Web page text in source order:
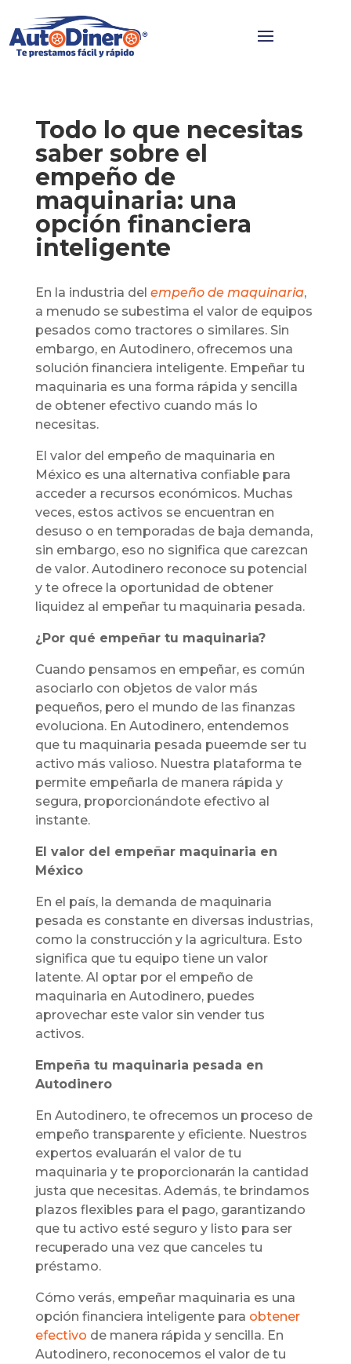
Todo lo que necesitas
saber sobre el
empeño de
maquinaria: una
opción financiera
inteligente
En la industria del empeño de maquinaria,
a menudo se subestima el valor de equipos
pesados como tractores o similares. Sin
embargo, en Autodinero, ofrecemos una
solución financiera inteligente. Empeñar tu
maquinaria es una forma rápida y sencilla
de obtener efectivo cuando más lo
necesitas.
El valor del empeño de maquinaria en
México es una alternativa confiable para
acceder a recursos económicos. Muchas
veces, estos activos se encuentran en
desuso o en temporadas de baja demanda,
sin embargo, eso no significa que carezcan
de valor. Autodinero reconoce su potencial
y te ofrece la oportunidad de obtener
liquidez al empeñar tu maquinaria pesada.
¿Por qué empeñar tu maquinaria?
Cuando pensamos en empeñar, es común
asociarlo con objetos de valor más
pequeños, pero el mundo de las finanzas
evoluciona. En Autodinero, entendemos
que tu maquinaria pesada pueemde ser tu
activo más valioso. Nuestra plataforma te
permite empeñarla de manera rápida y
segura, proporcionándote efectivo al
instante.
El valor del empeñar maquinaria en
México
En el país, la demanda de maquinaria
pesada es constante en diversas industrias,
como la construcción y la agricultura. Esto
significa que tu equipo tiene un valor
latente. Al optar por el empeño de
maquinaria en Autodinero, puedes
aprovechar este valor sin vender tus
activos.
Empeña tu maquinaria pesada en
Autodinero
En Autodinero, te ofrecemos un proceso de
empeño transparente y eficiente. Nuestros
expertos evaluarán el valor de tu
maquinaria y te proporcionarán la cantidad
justa que necesitas. Además, te brindamos
plazos flexibles para el pago, garantizando
que tu activo esté seguro y listo para ser
recuperado una vez que canceles tu
préstamo.
Cómo verás, empeñar maquinaria es una
opción financiera inteligente para obtener
efectivo de manera rápida y sencilla. En
Autodinero, reconocemos el valor de tu